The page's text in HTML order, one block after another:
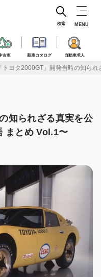
古車 新車カタログ 自動車求人
検索 MENU
「トヨタ2000GT」開発当時の知ら
知られざる真実を公
まとめ Vol.1〜